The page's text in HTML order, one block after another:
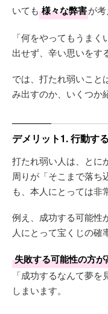
いても 様々な弊害が考
「何をやってもうま
出せず、辛い思いをす
では、打たれ弱いこと
み出すのか、いくつか
デメリット1. 行動す
打たれ弱い人は、とに
周りが「そこまで落ち
も、本人にとっては非
例え、成功する可能性
人にとって宝くじの確
失敗する可能性の方が
「成功するなんて夢
しまいます。